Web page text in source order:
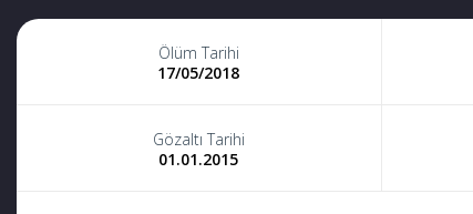
Ölüm Tarihi
17/05/2018
Gözaltı Tarihi
01.01.2015